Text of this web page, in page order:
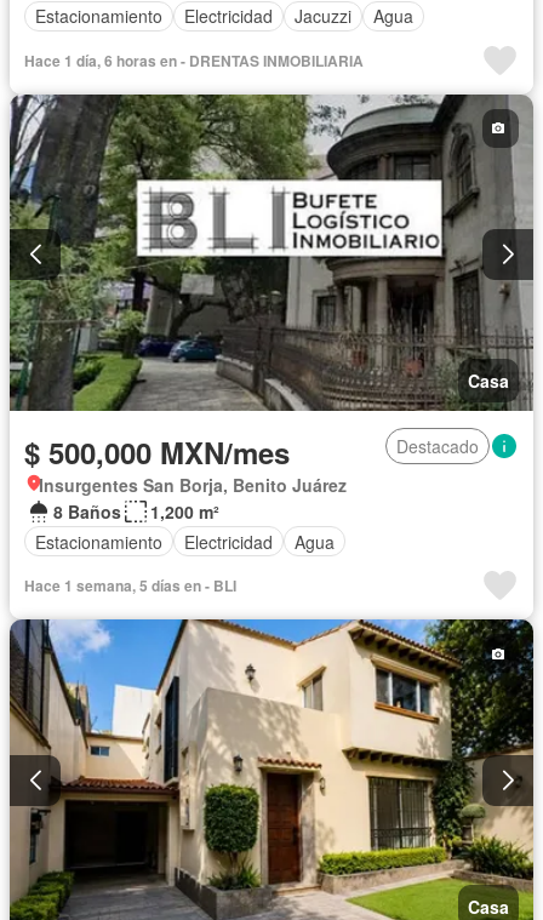
Estacionamiento
Electricidad Jacuzzi Agua
Hace 1 día, 6 horas en - DRENTAS INMOBILIARIA
Casa
$ 500,000 MXN/mes
Destacado
Insurgentes San Borja, Benito Juárez
8 Baños
1,200 m²
Estacionamiento
Electricidad Agua
Hace 1 semana, 5 días en - BLI
Casa